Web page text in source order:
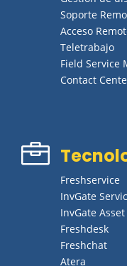
Soporte
Acceso
Teletrabajo
Field Service
Contact

Freshservice
InvGate
InvGate
Freshdesk
Freshchat
Atera